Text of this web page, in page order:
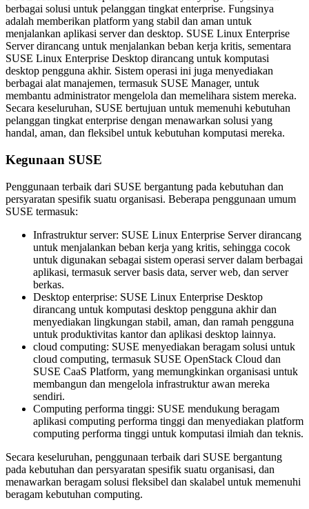
berbagai solusi untuk pelanggan tingkat enterprise. Fungsinya
adalah memberikan platform yang stabil dan aman untuk
menjalankan aplikasi server dan desktop. SUSE Linux Enterprise
Server dirancang untuk menjalankan beban kerja kritis, sementara
SUSE Linux Enterprise Desktop dirancang untuk komputasi
desktop pengguna akhir. Sistem operasi ini juga menyediakan
berbagai alat manajemen, termasuk SUSE Manager, untuk
membantu administrator mengelola dan memelihara sistem mereka.
Secara keseluruhan, SUSE bertujuan untuk memenuhi kebutuhan
pelanggan tingkat enterprise dengan menawarkan solusi yang
handal, aman, dan fleksibel untuk kebutuhan komputasi mereka.
Kegunaan SUSE
Penggunaan terbaik dari SUSE bergantung pada kebutuhan dan
persyaratan spesifik suatu organisasi. Beberapa penggunaan umum
SUSE termasuk:
Infrastruktur server: SUSE Linux Enterprise Server dirancang
untuk menjalankan beban kerja yang kritis, sehingga cocok
untuk digunakan sebagai sistem operasi server dalam berbagai
aplikasi, termasuk server basis data, server web, dan server
berkas.
Desktop enterprise: SUSE Linux Enterprise Desktop
dirancang untuk komputasi desktop pengguna akhir dan
menyediakan lingkungan stabil, aman, dan ramah pengguna
untuk produktivitas kantor dan aplikasi desktop lainnya.
cloud computing: SUSE menyediakan beragam solusi untuk
cloud computing, termasuk SUSE OpenStack Cloud dan
SUSE CaaS Platform, yang memungkinkan organisasi untuk
membangun dan mengelola infrastruktur awan mereka
sendiri.
Computing performa tinggi: SUSE mendukung beragam
aplikasi computing performa tinggi dan menyediakan platform
computing performa tinggi untuk komputasi ilmiah dan teknis.
Secara keseluruhan, penggunaan terbaik dari SUSE bergantung
pada kebutuhan dan persyaratan spesifik suatu organisasi, dan
menawarkan beragam solusi fleksibel dan skalabel untuk memenuhi
beragam kebutuhan computing.